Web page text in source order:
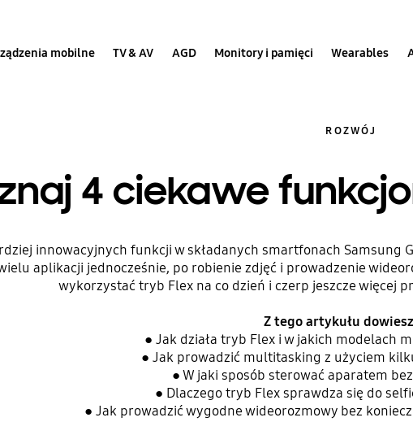
mobilne TV & AV AGD Monitory i pamięci Wearables
ROZWÓJ
4 ciekawe
innowacyjnych funkcji w składanych smartfonach Samsung
aplikacji jednocześnie, po robienie zdjęć i prowadzenie
wykorzystać tryb Flex na co dzień i czerp jeszcze więcej
Z tego artykułu
● Jak działa tryb Flex i w jakich modelach
● Jak prowadzić multitasking z użyciem
● W jaki sposób sterować aparatem
● Dlaczego tryb Flex sprawdza się do
● Jak prowadzić wygodne wideorozmowy bez